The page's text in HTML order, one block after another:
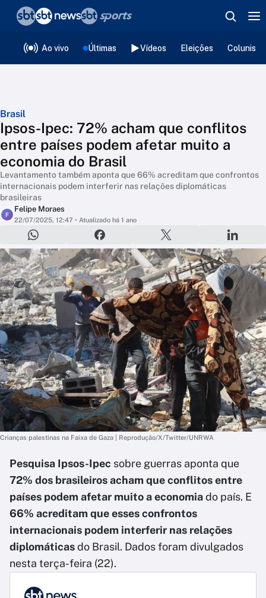
Ao vivo Últimas Vídeos Eleições
Brasil
Ipsos-Ipec: 72% acham que conflitos
entre países podem afetar muito a
economia do Brasil
Levantamento também aponta que 66% acreditam que confrontos
internacionais podem interferir nas relações diplomáticas
brasileiras
F
Felipe Moraes
22/07/2025, 12:47 • Atualizado há 1 ano
Crianças palestinas na Faixa de Gaza | Reprodução/X/Twitter/UNRWA
Pesquisa Ipsos-Ipec sobre guerras aponta que
72% dos brasileiros acham que conflitos entre
países podem afetar muito a economiado país. E
66% acreditam que esses confrontos
internacionais podem interferir nas relações
diplomáticasdo Brasil. Dados foram divulgados
nesta terça-feira (22).
❮voltar
Editorias